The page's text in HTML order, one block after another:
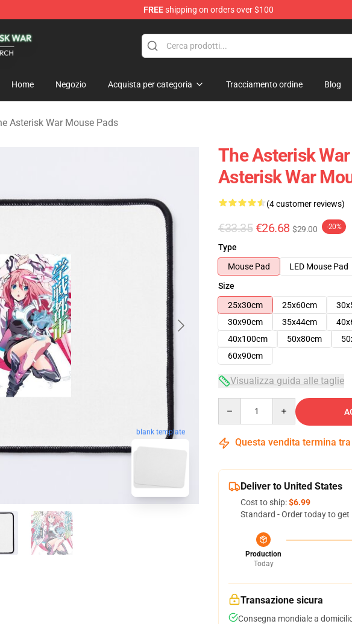
FREEshipping on orders over $100
Home Negozio Acquista per categoria Tracciamento ordine Blog
Asterisk War Mouse Pads
blank template
The Asterisk
Asterisk War
(4 customer reviews)
€33.35 €26.68 $29.00 -20%
Type
Mouse Pad
LED Mouse Pad
Size
25x30cm
25x60cm
30x90cm
35x44cm
40x100cm
50x80cm
60x90cm
Visualizza guida alle taglie
Questa vendita termina tra
Deliver to United States
Cost to ship:$6.99
Standard - Order today to get
Production
Today
Transazione sicura
Consegna mondiale a